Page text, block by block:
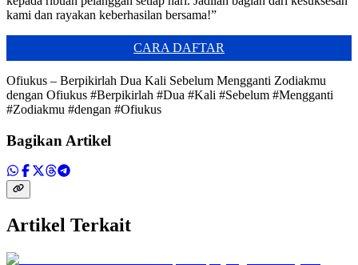
kami dan rayakan keberhasilan bersama!”
CARA DAFTAR
Ofiukus – Berpikirlah Dua Kali Sebelum Mengganti Zodiakmu
dengan Ofiukus #Berpikirlah #Dua #Kali #Sebelum #Mengganti
#Zodiakmu #dengan #Ofiukus
Bagikan Artikel
Artikel Terkait